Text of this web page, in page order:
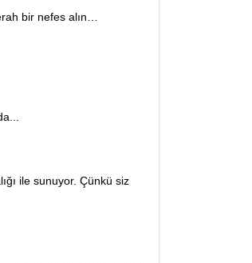
bir nefes alın…
ile sunuyor. Çünkü siz